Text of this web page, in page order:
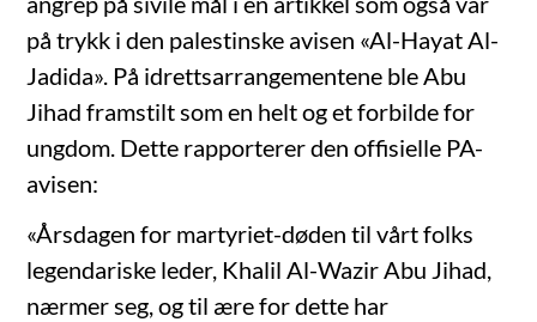
på trykk i den palestinske avisen «Al-Hayat Al-
Jadida». På idrettsarrangementene ble Abu
Jihad framstilt som en helt og et forbilde for
ungdom. Dette rapporterer den offisielle PA-
avisen:
«Årsdagen for martyriet-døden til vårt folks
legendariske leder, Khalil Al-Wazir Abu Jihad,
nærmer seg, og til ære for dette har